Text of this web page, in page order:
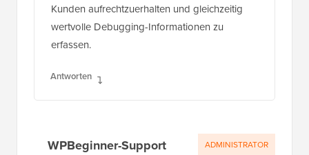
Kunden aufrechtzuerhalten und gleichzeitig
wertvolle Debugging-Informationen zu
erfassen.
Antworten
WPBeginner-Support ADMINISTRATOR